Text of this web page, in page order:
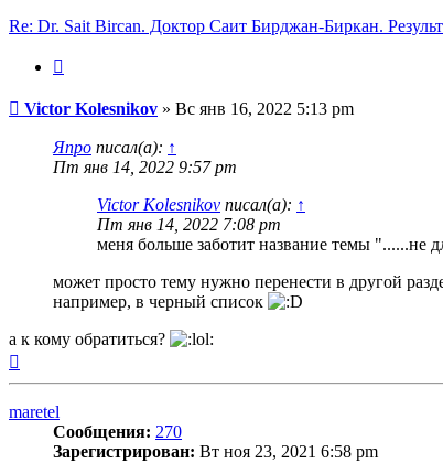
Re: Dr. Sait Bircan. Доктор Саит Бирджан-Биркан.
Сообщение
Victor Kolesnikov » Вс янв 16, 2022 5:13 pm
Япро писал(а): ↑
Пт янв 14, 2022 9:57 pm
Victor Kolesnikov писал(а): ↑
Пт янв 14, 2022 7:08 pm
меня больше заботит название темы "......не
может просто тему нужно перенести в другой
например, в черный список
а к кому обратиться?
maretel
Сообщения: 270
Зарегистрирован: Вт ноя 23, 2021 6:58 pm